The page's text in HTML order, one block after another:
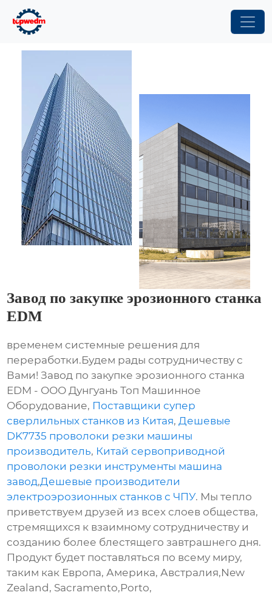
Завод по закупке эрозионного станка
EDM
временем системные решения для
переработки.Будем рады сотрудничеству с
Вами! Завод по закупке эрозионного станка
EDM - ООО Дунгуань Топ Машинное
Оборудование, Поставщики супер
сверлильных станков из Китая, Дешевые
DK7735 проволоки резки машины
производитель, Китай сервоприводной
проволоки резки инструменты машина
завод,Дешевые производители
электроэрозионных станков с ЧПУ. Мы тепло
приветствуем друзей из всех слоев общества,
стремящихся к взаимному сотрудничеству и
созданию более блестящего завтрашнего дня.
Продукт будет поставляться по всему миру,
таким как Европа, Америка, Австралия,New
Zealand, Sacramento,Porto,